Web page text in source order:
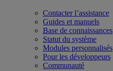
Contacter l’assistance
Guides et manuels
Base de connaissances
Statut du système
Modules personnalisés
Pour les développeurs
Communauté